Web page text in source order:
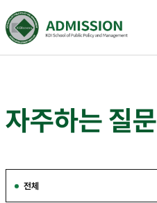
전
체
메
자주하는 질문
전체